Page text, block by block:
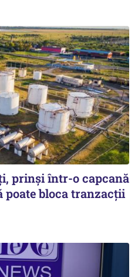
prinși într-o capcană
poate bloca tranzacții